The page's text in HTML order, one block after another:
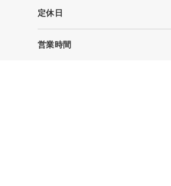
定休日
営業時間